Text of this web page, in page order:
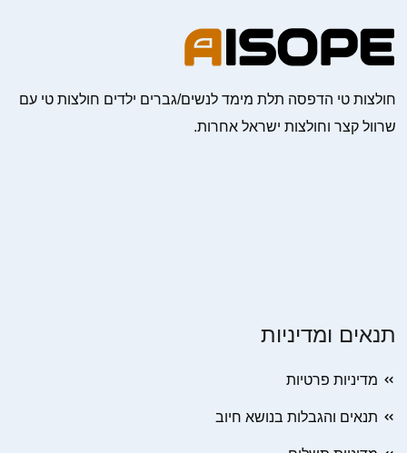
חולצות טי הדפסה תלת מימד לנשים/גברים ילדים חולצות טי עם
שרוול קצר וחולצות ישראל אחרות.
תנאים ומדיניות
מדיניות פרטיות
תנאים והגבלות בנושא חיוב